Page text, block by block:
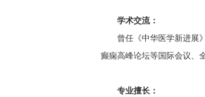
学术交流：
曾任《中华医学新进展
癫痫高峰论坛等国际会议、
专业擅长：